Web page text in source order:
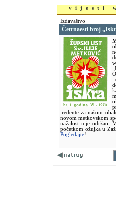
vijesti
Izdavaštvo
Četrnaesti broj
i
iredente za našom
novom metkovskom
nažalost nije održao.
početkom ožujka u
Pogledajte!